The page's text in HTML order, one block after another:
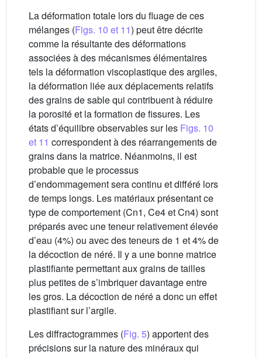
La déformation totale lors du fluage de ces
mélanges (Figs. 10 et 11) peut être décrite
comme la résultante des déformations
associées à des mécanismes élémentaires
tels la déformation viscoplastique des argiles,
la déformation liée aux déplacements relatifs
des grains de sable qui contribuent à réduire
la porosité et la formation de fissures. Les
états d’équilibre observables sur les Figs. 10
et 11 correspondent à des réarrangements de
grains dans la matrice. Néanmoins, il est
probable que le processus
d’endommagement sera continu et différé lors
de temps longs. Les matériaux présentant ce
type de comportement (Cn1, Ce4 et Cn4) sont
préparés avec une teneur relativement élevée
d’eau (4%) ou avec des teneurs de 1 et 4% de
la décoction de néré. Il y a une bonne matrice
plastifiante permettant aux grains de tailles
plus petites de s’imbriquer davantage entre
les gros. La décoction de néré a donc un effet
plastifiant sur l’argile.
Les diffractogrammes (Fig. 5) apportent des
précisions sur la nature des minéraux qui